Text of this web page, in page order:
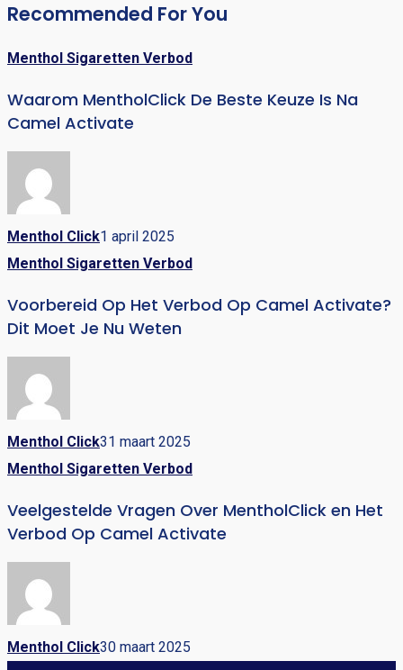
Recommended For You
Menthol Sigaretten Verbod
Waarom MentholClick De Beste Keuze Is Na
Camel Activate
Menthol Click1 april 2025
Menthol Sigaretten Verbod
Voorbereid Op Het Verbod Op Camel Activate?
Dit Moet Je Nu Weten
Menthol Click31 maart 2025
Menthol Sigaretten Verbod
Veelgestelde Vragen Over MentholClick en Het
Verbod Op Camel Activate
Menthol Click30 maart 2025